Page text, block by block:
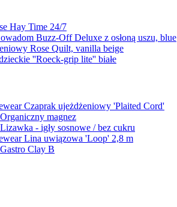
Hay Time 24/7
Buzz-Off Deluxe z osłoną uszu, blue
Rose Quilt, vanilla beige
''Roeck-grip lite'' białe
Czaprak ujeżdżeniowy 'Plaited Cord'
magnez
- igły sosnowe / bez cukru
Lina uwiązowa 'Loop' 2,8 m
Clay B